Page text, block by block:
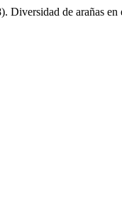
de arañas en